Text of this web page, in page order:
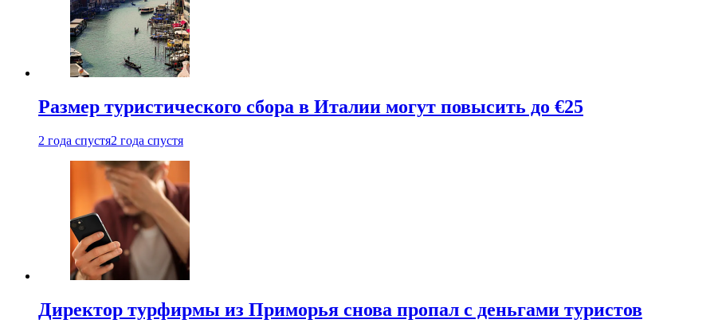
Размер туристического сбора в Италии могут повысить до €25
2 года спустя2 года спустя
Директор турфирмы из Приморья снова пропал с деньгами туристов